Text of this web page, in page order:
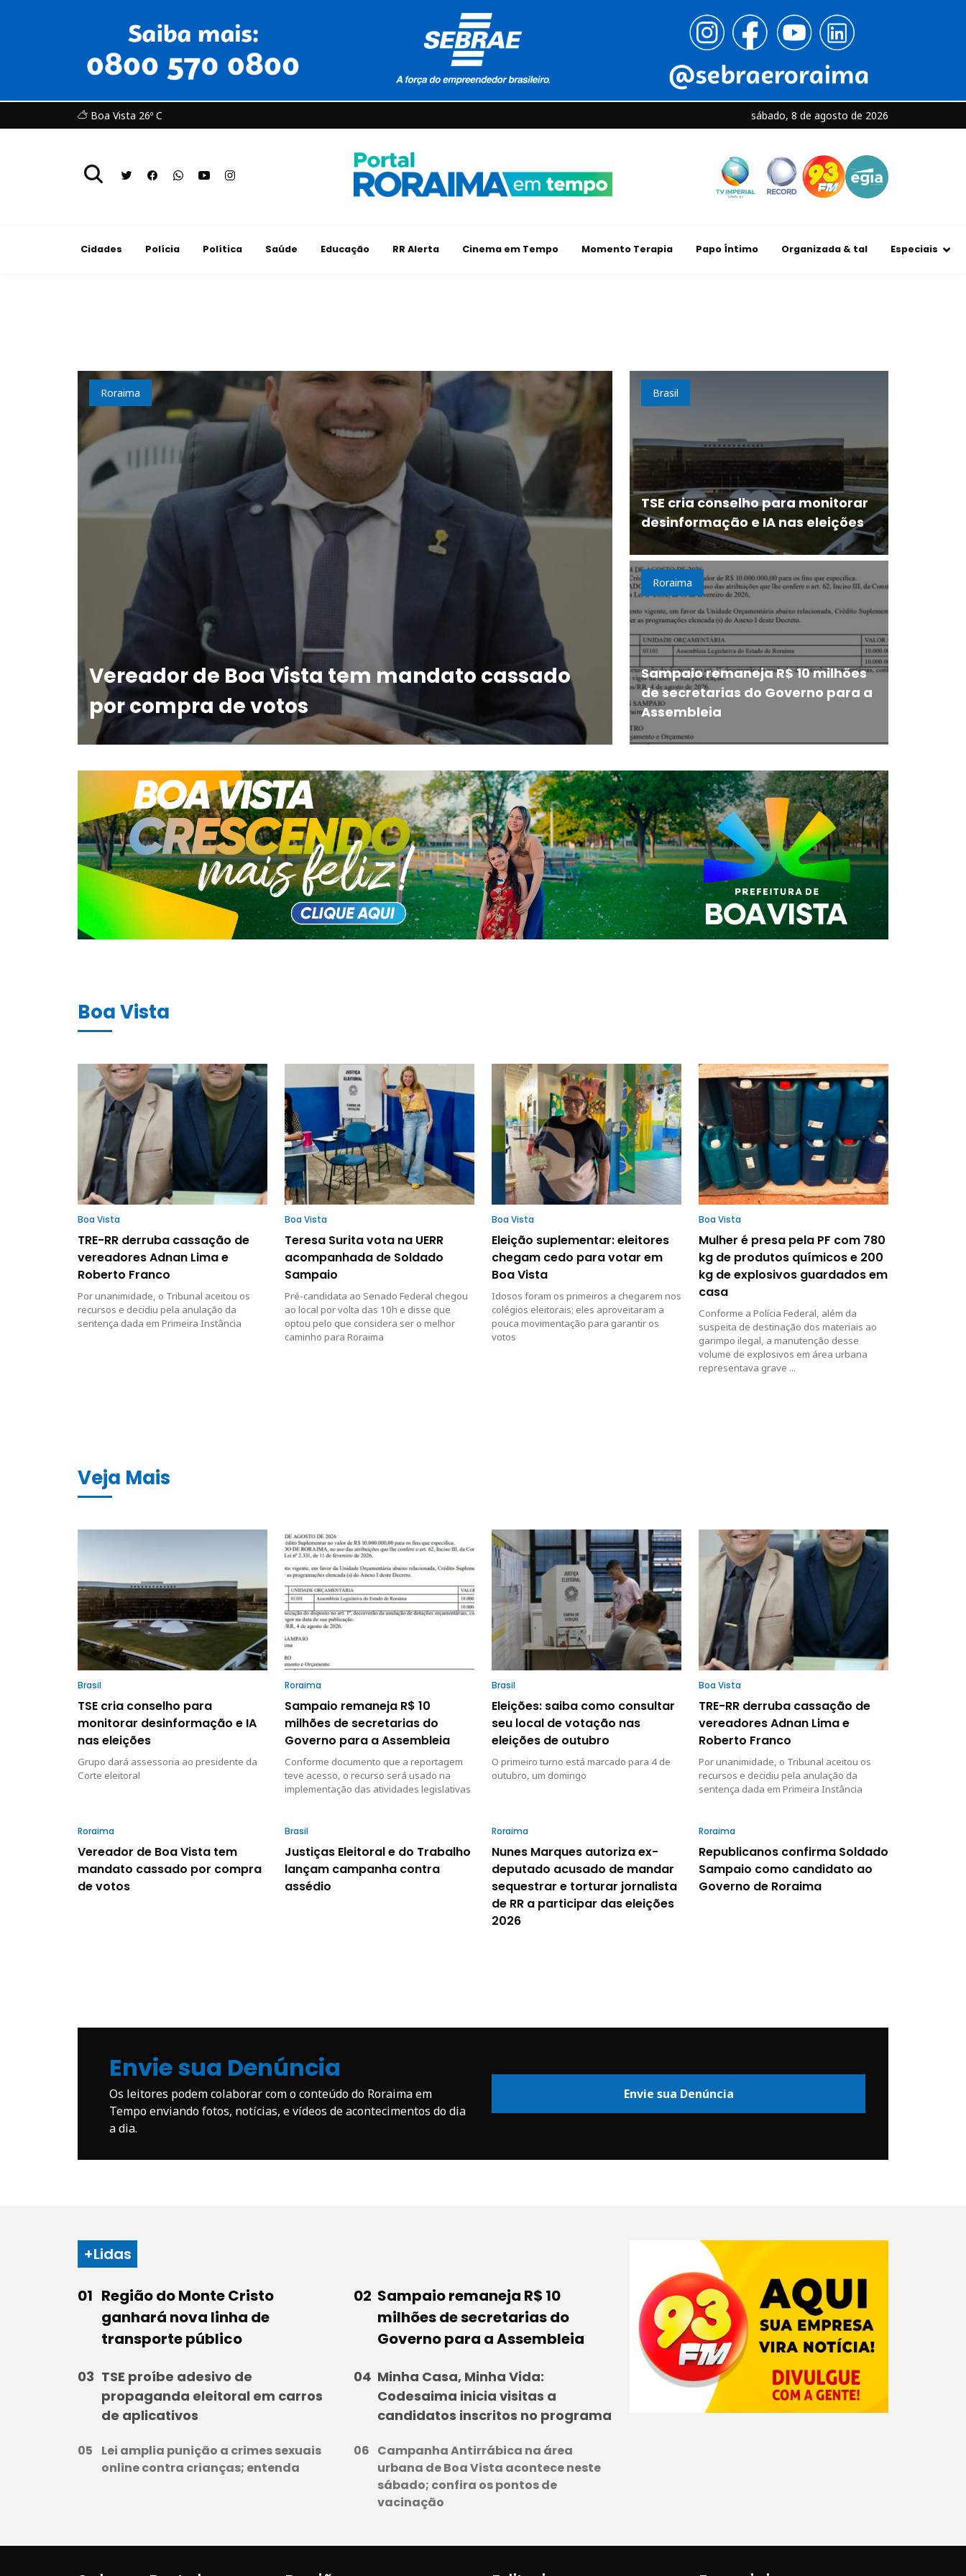
Boa Vista 26º C sábado, 8 de agosto de 2026
Cidades Polícia Política Saúde Educação RR Alerta Cinema em Tempo Momento Terapia Papo Íntimo Organizada & tal Especiais
Roraima
Vereador de Boa Vista tem mandato cassado
por compra de votos
Brasil
TSE cria conselho para monitorar
desinformação e IA nas eleições
Roraima
Sampaio remaneja R$ 10 milhões
de secretarias do Governo para a
Assembleia
Boa Vista
Boa Vista
TRE-RR derruba cassação de
vereadores Adnan Lima e
Roberto Franco
Por unanimidade, o Tribunal aceitou os
recursos e decidiu pela anulação da
sentença dada em Primeira Instância
Boa Vista
Teresa Surita vota na UERR
acompanhada de Soldado
Sampaio
Pré-candidata ao Senado Federal chegou
ao local por volta das 10h e disse que
optou pelo que considera ser o melhor
caminho para Roraima
Boa Vista
Eleição suplementar: eleitores
chegam cedo para votar em
Boa Vista
Idosos foram os primeiros a chegarem nos
colégios eleitorais; eles aproveitaram a
pouca movimentação para garantir os
votos
Boa Vista
Mulher é presa pela PF com 780
kg de produtos químicos e 200
kg de explosivos guardados em
casa
Conforme a Polícia Federal, além da
suspeita de destinação dos materiais ao
garimpo ilegal, a manutenção desse
volume de explosivos em área urbana
representava grave ...
Veja Mais
Brasil
TSE cria conselho para
monitorar desinformação e IA
nas eleições
Grupo dará assessoria ao presidente da
Corte eleitoral
Roraima
Sampaio remaneja R$ 10
milhões de secretarias do
Governo para a Assembleia
Conforme documento que a reportagem
teve acesso, o recurso será usado na
implementação das atividades legislativas
Brasil
Eleições: saiba como consultar
seu local de votação nas
eleições de outubro
O primeiro turno está marcado para 4 de
outubro, um domingo
Boa Vista
TRE-RR derruba cassação de
vereadores Adnan Lima e
Roberto Franco
Por unanimidade, o Tribunal aceitou os
recursos e decidiu pela anulação da
sentença dada em Primeira Instância
Roraima
Vereador de Boa Vista tem
mandato cassado por compra
de votos
Brasil
Justiças Eleitoral e do Trabalho
lançam campanha contra
assédio
Roraima
Nunes Marques autoriza ex-
deputado acusado de mandar
sequestrar e torturar jornalista
de RR a participar das eleições
2026
Roraima
Republicanos confirma Soldado
Sampaio como candidato ao
Governo de Roraima
Envie sua Denúncia
Os leitores podem colaborar com o conteúdo do Roraima em
Tempo enviando fotos, notícias, e vídeos de acontecimentos do dia
a dia.
Envie sua Denúncia
+Lidas
Região do Monte Cristo
ganhará nova linha de
transporte público
Sampaio remaneja R$ 10
milhões de secretarias do
Governo para a Assembleia
TSE proíbe adesivo de
propaganda eleitoral em carros
de aplicativos
Minha Casa, Minha Vida:
Codesaima inicia visitas a
candidatos inscritos no programa
Lei amplia punição a crimes sexuais
online contra crianças; entenda
Campanha Antirrábica na área
urbana de Boa Vista acontece neste
sábado; confira os pontos de
vacinação